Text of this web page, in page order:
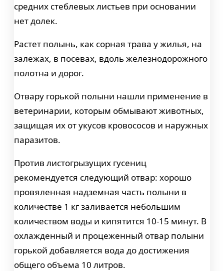
средних стеблевых листьев при основании
нет долек.
Растет полынь, как сорная трава у жилья, на
залежах, в посевах, вдоль железнодорожного
полотна и дорог.
Отвару горькой полыни нашли применение в
ветеринарии, которым обмывают животных,
защищая их от укусов кровососов и наружных
паразитов.
Против листогрызущих гусениц
рекомендуется следующий отвар: хорошо
провяленная надземная часть полыни в
количестве 1 кг заливается небольшим
количеством воды и кипятится 10-15 минут. В
охлажденный и процеженный отвар полыни
горькой добавляется вода до достижения
общего объема 10 литров.